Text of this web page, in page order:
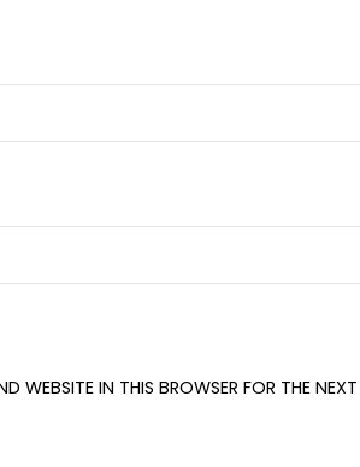
WEBSITE IN THIS BROWSER FOR THE